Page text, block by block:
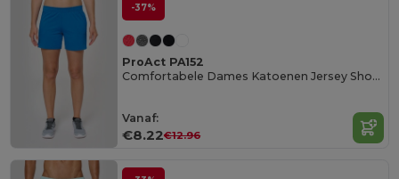
-37%
ProAct PA152
Comfortabele Dames Katoenen Jersey Shorts
Vanaf:
€8.22€12.96